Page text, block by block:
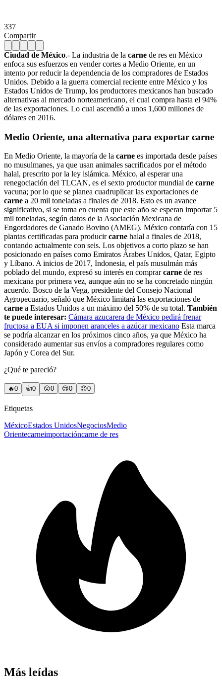
337
Compartir
Ciudad de México.- La industria de la carne de res en México
enfoca sus esfuerzos en vender cortes a Medio Oriente, en un
intento por reducir la dependencia de los compradores de Estados
Unidos. Debido a la guerra comercial reciente entre México y los
Estados Unidos de Trump, los productores mexicanos han buscado
alternativas al mercado norteamericano, el cual compra hasta el 94%
de las exportaciones. Lo cual ascendió a unos 1,600 millones de
dólares en 2016.
Medio Oriente, una alternativa para exportar carne
En Medio Oriente, la mayoría de la carne es importada desde países
no musulmanes, ya que usan animales sacrificados por el método
halal, prescrito por la ley islámica. México, al esperar una
renegociación del TLCAN, es el sexto productor mundial de carne
vacuna; por lo que se planea cuadruplicar las exportaciones de
carne a 20 mil toneladas a finales de 2018. Esto es un avance
significativo, si se toma en cuenta que este año se esperan importar 5
mil toneladas, según datos de la Asociación Mexicana de
Engordadores de Ganado Bovino (AMEG). México contaría con 15
plantas certificadas para producircarne halal a finales de 2018,
contando actualmente con seis. Los objetivos a corto plazo se han
posicionado en países como Emiratos Árabes Unidos, Qatar, Egipto
y Líbano. A inicios de 2017, Indonesia, el país musulmán más
poblado del mundo, expresó su interés en comprarcarne de res
mexicana por primera vez, aunque aún no se ha concretado ningún
acuerdo. Bosco de la Vega, presidente del Consejo Nacional
Agropecuario, señaló que México limitará las exportaciones de
carne a Estados Unidos a un máximo del 50% de su total. También
te puede interesar: Cámara azucarera de México pedirá frenar
fructosa a EUA si imponen aranceles a azúcar mexicano Esta marca
se podría alcanzar en los próximos cinco años, ya que México ha
considerado aumentar sus envíos a compradores regulares como
Japón y Corea del Sur.
¿Qué te pareció?
🔥0 👍0 😲0 😢0 😠0
Etiquetas
MéxicoEstados UnidosNegociosMedio
Orientecarneimportacióncarne de res
Más leídas